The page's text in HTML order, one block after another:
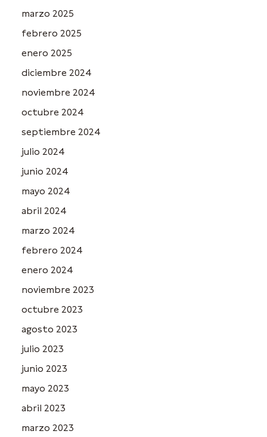
marzo 2025
febrero 2025
enero 2025
diciembre 2024
noviembre 2024
octubre 2024
septiembre 2024
julio 2024
junio 2024
mayo 2024
abril 2024
marzo 2024
febrero 2024
enero 2024
noviembre 2023
octubre 2023
agosto 2023
julio 2023
junio 2023
mayo 2023
abril 2023
marzo 2023